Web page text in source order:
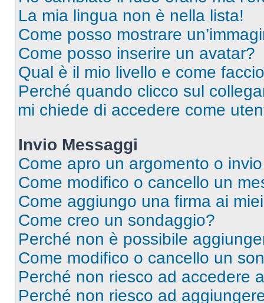
La mia lingua non è nella lista!
Come posso mostrare
Come posso inserire un avatar?
Qual è il mio livello e come
Perché quando clicco sul
mi chiede di accedere come
Invio Messaggi
Come apro un argomento o
Come modifico o cancello un
Come aggiungo una firma ai
Come creo un sondaggio?
Perché non è possibile
Come modifico o cancello un
Perché non riesco ad accedere
Perché non riesco ad